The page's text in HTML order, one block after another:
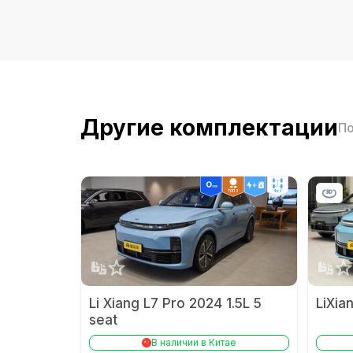
Режим одной
Емкость батареи
Скорость
Функция VTOL
Другие комплектации
ТОП 3 4wd
Li Xiang L7 Pro 2024 1.5L 5
seat
В наличии в Китае